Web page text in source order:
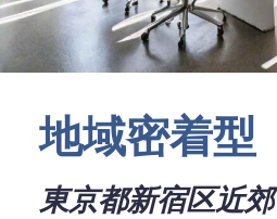
地域密着型
東京都新宿区近郊